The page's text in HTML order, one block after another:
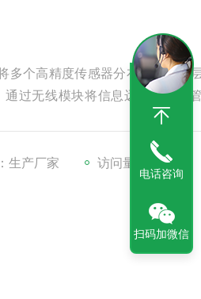
多个高精度传感器分布于不同土
过无线模块将信息远程传输至
壤环境与恶劣天气。为农业灌溉
生产厂家 访问量：344
电话咨询
扫码加微信